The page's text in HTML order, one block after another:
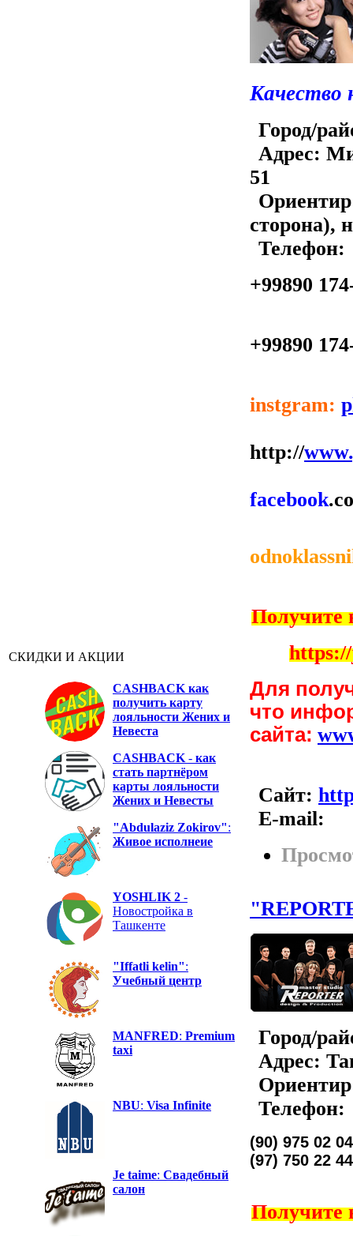
СКИДКИ И АКЦИИ
CASHBACK как
получить карту
лояльности Жених и
Невеста
CASHBACK- как
стать партнёром
карты лояльности
Жених и Невесты
"Abdulaziz Zokirov":
Живое исполнеие
YOSHLIK 2 -
Новостройка в
Ташкенте
"Iffatli kelin":
Учебный центр
MANFRED: Premium
taxi
NBU: Visa Infinite
Je taime: Свадебный
салон
Качество
Город/
Адрес:
51
Телефон:
+99890
+99890
instgram:
http://
facebook
Получите
Для
что
сайта:
Сайт:
E-mail:
Город/
Адрес:
Телефон:
(90) 975 02 04
(97) 750 22 44
Получите